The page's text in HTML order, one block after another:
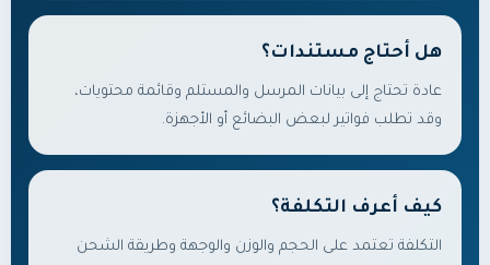
هل أحتاج مستندات؟
عادة تحتاج إلى بيانات المرسل والمستلم وقائمة محتويات،
وقد تطلب فواتير لبعض البضائع أو الأجهزة.
كيف أعرف التكلفة؟
التكلفة تعتمد على الحجم والوزن والوجهة وطريقة الشحن